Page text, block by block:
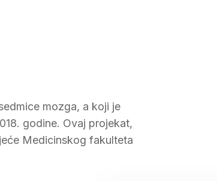
mozga, a koji je
godine. Ovaj projekat,
Medicinskog fakulteta